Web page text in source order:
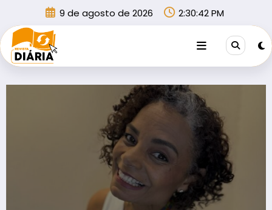
conteúdo
9 de agosto de 2026 2:30:42 PM